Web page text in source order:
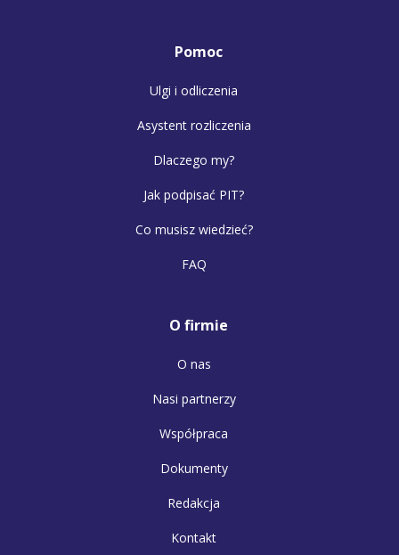
Pomoc
Ulgi i odliczenia
Asystent rozliczenia
Dlaczego my?
Jak podpisać PIT?
Co musisz wiedzieć?
FAQ
O firmie
O nas
Nasi partnerzy
Współpraca
Dokumenty
Redakcja
Kontakt